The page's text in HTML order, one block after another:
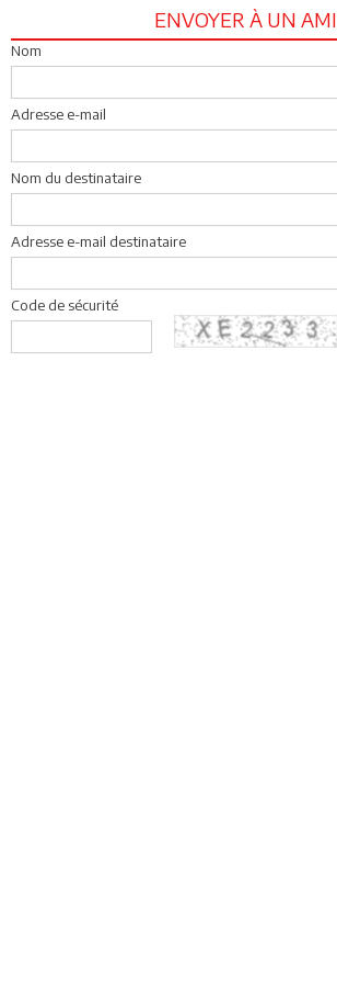
ENVOYER À UN AMI
Nom
Adresse e-mail
Nom du destinataire
Adresse e-mail destinataire
Code de sécurité